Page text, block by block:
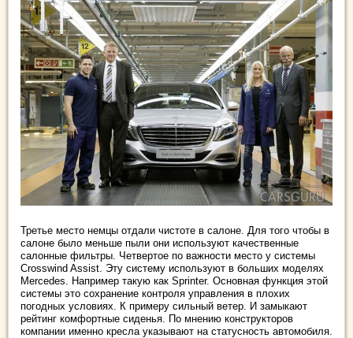
Третье место немцы отдали чистоте в салоне. Для того чтобы в
салоне было меньше пыли они используют качественные
салонные фильтры. Четвертое по важности место у системы
Crosswind Assist. Эту систему используют в больших моделях
Mercedes. Например такую как Sprinter. Основная функция этой
системы это сохранение контроля управления в плохих
погодных условиях. К примеру сильный ветер. И замыкают
рейтинг комфортные сиденья. По мнению конструкторов
компании именно кресла указывают на статусность автомобиля.